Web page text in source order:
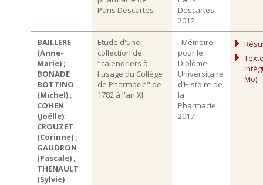
Paris Descartes
Descartes,
2012
BAILLERE
(Anne-
Marie) ;
BONADE
BOTTINO
(Michel) ;
COHEN
(Joëlle);
CROUZET
(Corinne) ;
GAUDRON
(Pascale) ;
THENAULT
(Sylvie)
Etude d'une
collection de
"calendriers à
l'usage du Collège
de Pharmacie" de
1782 à l'an XI
Mémoire
pour le
Diplôme
Universitaire
d’Histoire de
la
Pharmacie,
2017
Mo)